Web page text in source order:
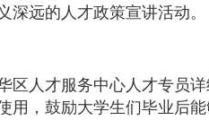
深远的人才政策宣讲活动。
区人才服务中心人才专员
用，鼓励大学生们毕业后